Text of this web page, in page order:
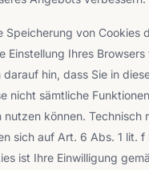
Speicherung von Cookies
Einstellung Ihres
hin, dass Sie in
nicht sämtliche
nutzen können. Technisch
sich auf Art. 6 Abs. 1 lit. f
ist Ihre Einwilligung